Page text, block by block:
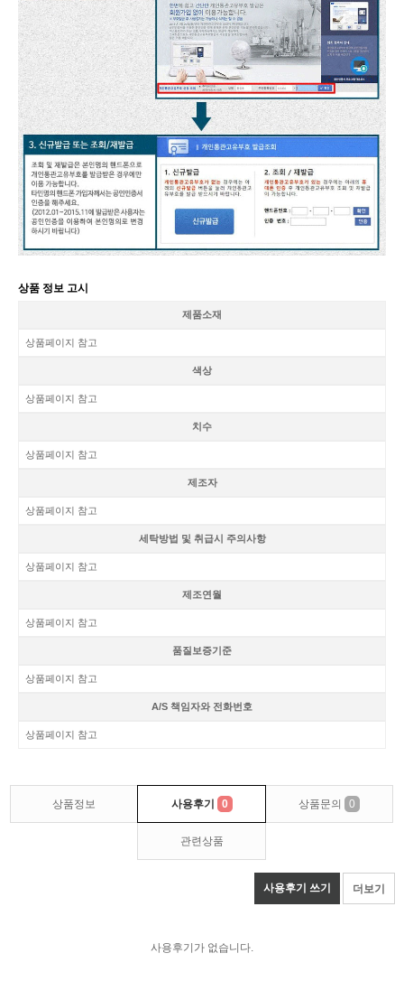
상품 정보 고시
제품소재
상품페이지 참고
색상
상품페이지 참고
치수
상품페이지 참고
제조자
상품페이지 참고
세탁방법 및 취급시 주의사항
상품페이지 참고
제조연월
상품페이지 참고
품질보증기준
상품페이지 참고
A/S 책임자와 전화번호
상품페이지 참고
상품정보 사용후기 0 상품문의 0
관련상품
사용후기 쓰기 더보기
사용후기가 없습니다.